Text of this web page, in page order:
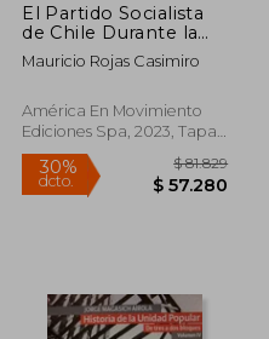
El Partido Socialista
de Chile Durante la
Dictadura
Mauricio Rojas Casimiro
América En Movimiento
Ediciones Spa, 2023, Tapa
Blanda, Nuevo